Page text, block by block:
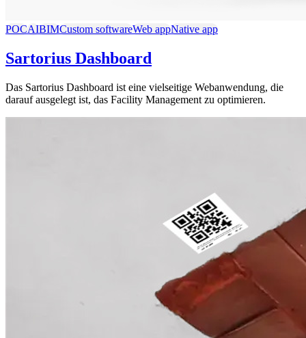
POCAIBIMCustom softwareWeb appNative app
Sartorius Dashboard
Das Sartorius Dashboard ist eine vielseitige Webanwendung, die
darauf ausgelegt ist, das Facility Management zu optimieren.